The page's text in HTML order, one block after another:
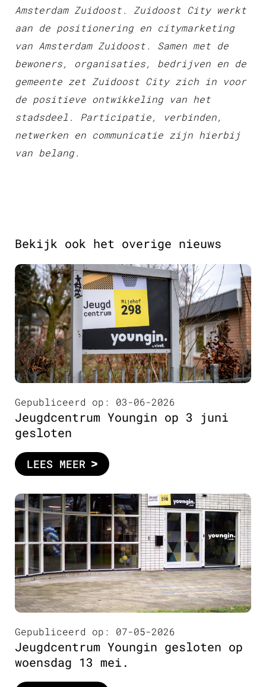
Amsterdam Zuidoost. Zuidoost City werkt
aan de positionering en citymarketing
van Amsterdam Zuidoost. Samen met de
bewoners, organisaties, bedrijven en de
gemeente zet Zuidoost City zich in voor
de positieve ontwikkeling van het
stadsdeel. Participatie, verbinden,
netwerken en communicatie zijn hierbij
van belang.
Bekijk ook het overige nieuws
Gepubliceerd op: 03-06-2026
Jeugdcentrum Youngin op 3 juni
gesloten
LEES MEER
Gepubliceerd op: 07-05-2026
Jeugdcentrum Youngin gesloten op
woensdag 13 mei.